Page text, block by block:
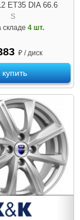
ET35 DIA 66.6
S
складе 4 шт.
₽ / диск
купить